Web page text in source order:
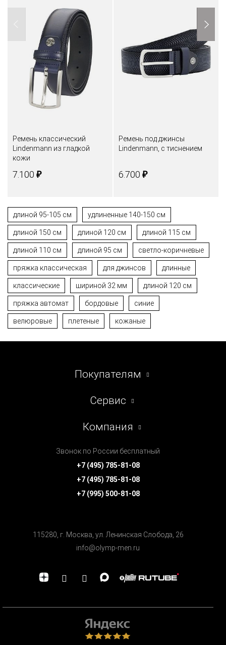
Ремень классический
Lindenmann из гладкой
кожи
7.100 ₽
Ремень под джинсы
Lindenmann, с тиснением
6.700 ₽
длиной 95-105 см удлиненные 140-150 см
длиной 150 см длиной 120 см длиной 115 см
длиной 110 см длиной 95 см светло-коричневые
пряжка классическая для джинсов длинные
классические шириной 32 мм длиной 120 см
пряжка автомат бордовые синие
велюровые плетеные кожаные
Покупателям
Сервис
Компания
Звонок по России бесплатный
+7 (495) 785-81-08
+7 (495) 785-81-08
+7 (995) 500-81-08
115280, г. Москва, ул. Ленинская Cлобода, 26
info@olymp-men.ru